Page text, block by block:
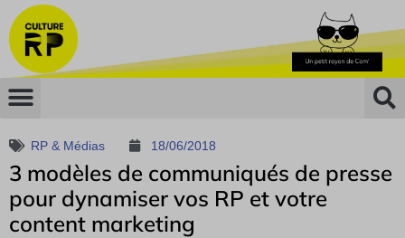
RP & Médias 18/06/2018
3 modèles de communiqués de presse
pour dynamiser vos RP et votre
content marketing